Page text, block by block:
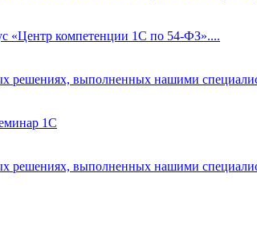
«Центр компетенции 1С по 54-ФЗ»....
решениях, выполненных нашими
1С
решениях, выполненных нашими